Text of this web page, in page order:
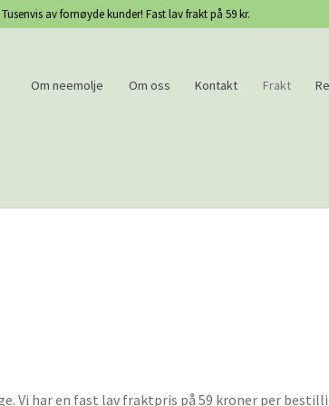
Tusenvis av fornøyde kunder! Fast lav frakt på 59 kr.
Om neemolje Om oss Kontakt Frakt
Vi har en fast lav fraktpris på 59 kroner per